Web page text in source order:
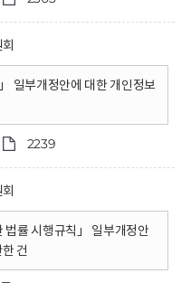
일부개정안에 대한 개인정보
2239
법률 시행규칙」 일부개정안
건